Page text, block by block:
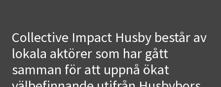
Collective Impact Husby består av
lokala aktörer som har gått
samman för att uppnå ökat